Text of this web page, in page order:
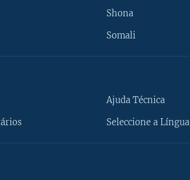
Shona
Somali
Ajuda Técnica
Seleccione a Língua